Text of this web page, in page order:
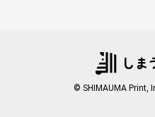
© SHIMAUMA Print,